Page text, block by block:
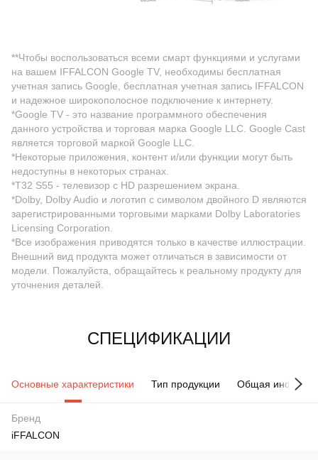
**Чтобы воспользоваться всеми смарт функциями и услугами
на вашем IFFALCON Google TV, необходимы бесплатная
учетная запись Google, бесплатная учетная запись IFFALCON
и надежное широкополосное подключение к интернету.
*Google TV - это название программного обеспечения
данного устройства и торговая марка Google LLC. Google Cast
является торговой маркой Google LLC.
*Некоторые приложения, контент и/или функции могут быть
недоступны в некоторых странах.
*T32 S55 - телевизор с HD разрешением экрана.
*Dolby, Dolby Audio и логотип с символом двойного D являются
зарегистрированными торговыми марками Dolby Laboratories
Licensing Corporation.
*Все изображения приводятся только в качестве иллюстрации.
Внешний вид продукта может отличаться в зависимости от
модели. Пожалуйста, обращайтесь к реальному продукту для
уточнения деталей.
СПЕЦИФИКАЦИИ
Основные характеристики Тип продукции Общая
Бренд
iFFALCON